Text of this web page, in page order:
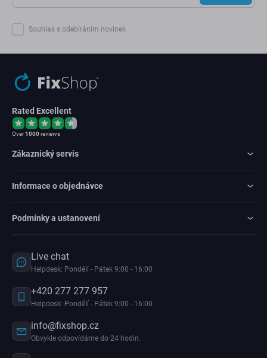
Souhlas s odebíráním novinek
Rated Excellent
Over1000reviews
Zákaznický servis
Informace o objednávce
Podmínky a ustanovení
Live chat
Helpdesk: Pondělí - Pátek 9:00 - 16:00
+420 277 277 957
Helpdesk: Pondělí - Pátek 9:00 - 16:00
info@fixshop.cz
Obvykle odpovídáme do 24 hodin.